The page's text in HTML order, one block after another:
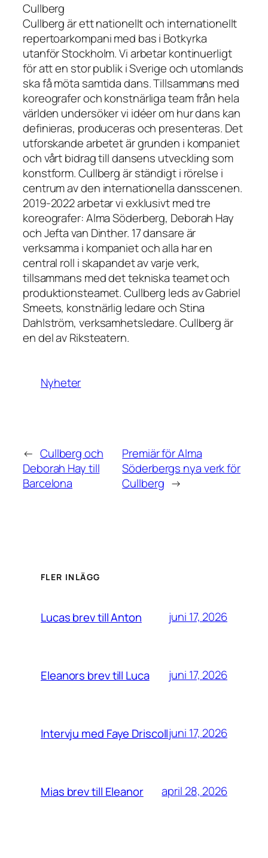
Cullberg
Cullberg är ett nationellt och internationellt
repertoarkompani med bas i Botkyrka
utanför Stockholm. Vi arbetar kontinuerligt
för att en stor publik i Sverige och utomlands
ska få möta samtida dans. Tillsammans med
koreografer och konstnärliga team från hela
världen undersöker vi idéer om hur dans kan
definieras, produceras och presenteras. Det
utforskande arbetet är grunden i kompaniet
och vårt bidrag till dansens utveckling som
konstform. Cullberg är ständigt i rörelse i
centrum av den internationella dansscenen.
2019-2022 arbetar vi exklusivt med tre
koreografer: Alma Söderberg, Deborah Hay
och Jefta van Dinther. 17 dansare är
verksamma i kompaniet och alla har en
central roll i skapandet av varje verk,
tillsammans med det tekniska teamet och
produktionsteamet. Cullberg leds av Gabriel
Smeets, konstnärlig ledare och Stina
Dahlström, verksamhetsledare. Cullberg är
en del av Riksteatern.
Nyheter
← Cullberg och
Deborah Hay till
Barcelona
Premiär för Alma
Söderbergs nya verk för
Cullberg →
FLER INLÄGG
Lucas brev till Anton juni 17, 2026
Eleanors brev till Luca juni 17, 2026
Intervju med Faye Driscolljuni 17, 2026
Mias brev till Eleanor april 28, 2026